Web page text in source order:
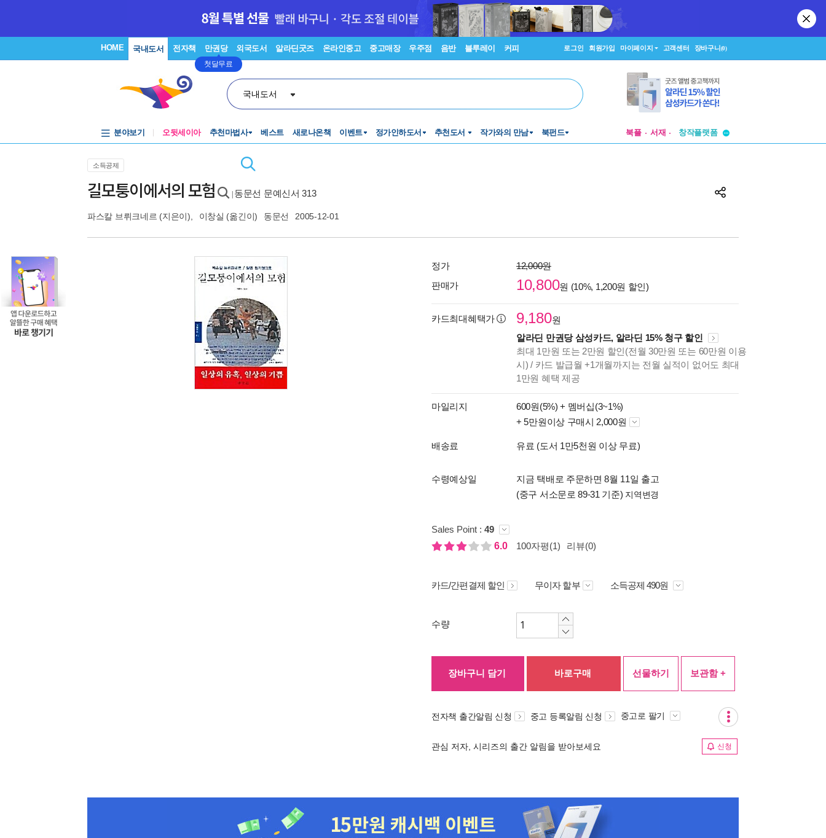
HOME 국내도서 전자책 만권당
첫달무료
외국도서 알라딘굿즈 온라인중고 중고매장 우주점 음반 블루레이 커피 로그인 회원가입 마이페이지 고객센터 장바구니(0)
국내도서
분야보기 오뒷세이아 추천마법사 베스트 새로나온책 이벤트 정가인하도서 추천도서 작가와의 만남 북펀드 북플 서재
창작플랫폼
소득공제
길모퉁이에서의 모험 동문선 문예신서 313
파스칼 브뤼크네르 (지은이), 이창실 (옮긴이) 동문선 2005-12-01
정가
12,000원
판매가
10,800원 (10%, 1,200원 할인)
카드최대혜택가 9,180원
알라딘 만권당 삼성카드, 알라딘 15% 청구 할인
최대 1만원 또는 2만원 할인(전월 30만원 또는 60만원 이용
시) / 카드 발급월 +1개월까지는 전월 실적이 없어도 최대
1만원 혜택 제공
마일리지 600원(5%) + 멤버십(3~1%)
+ 5만원이상 구매시 2,000원
배송료 유료 (도서 1만5천원 이상 무료)
수령예상일
지금 택배로 주문하면 8월 11일 출고
(중구 서소문로 89-31 기준) 지역변경
Sales Point : 49
6.0
100자평(1) 리뷰(0)
카드/간편결제 할인 무이자 할부 소득공제 490원
수량
장바구니 담기 바로구매 선물하기 보관함 +
전자책 출간알림 신청 중고 등록알림 신청 중고로 팔기
관심 저자, 시리즈의 출간 알림을 받아보세요 신청